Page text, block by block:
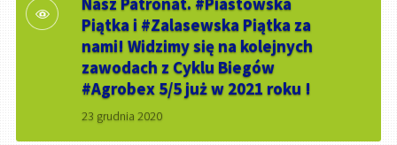
Piątka i #Zalasewska Piątka za
nami! Widzimy się na kolejnych
zawodach z Cyklu Biegów
#Agrobex 5/5 już w 2021 roku !
23 grudnia 2020